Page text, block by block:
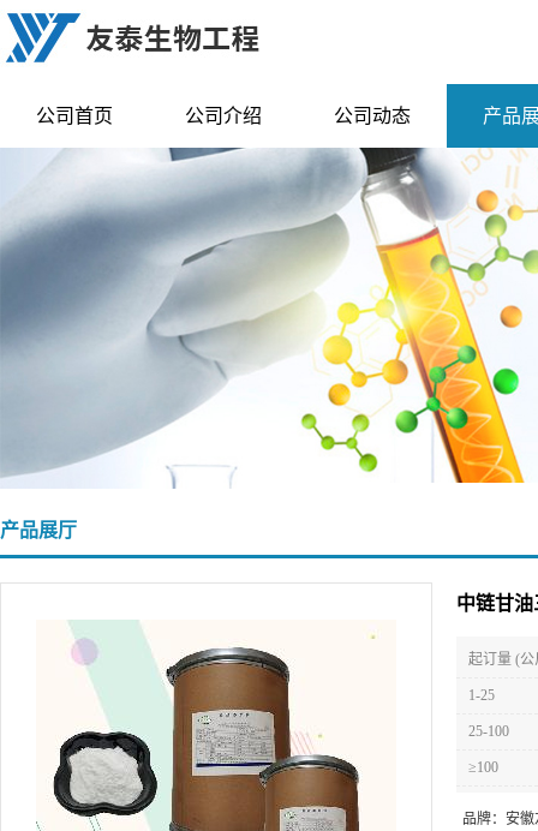
公司首页 公司介绍 公司动态 产品
产品展厅
中链甘
起订量 (公
1-25
25-100
≥100
品牌： 安徽